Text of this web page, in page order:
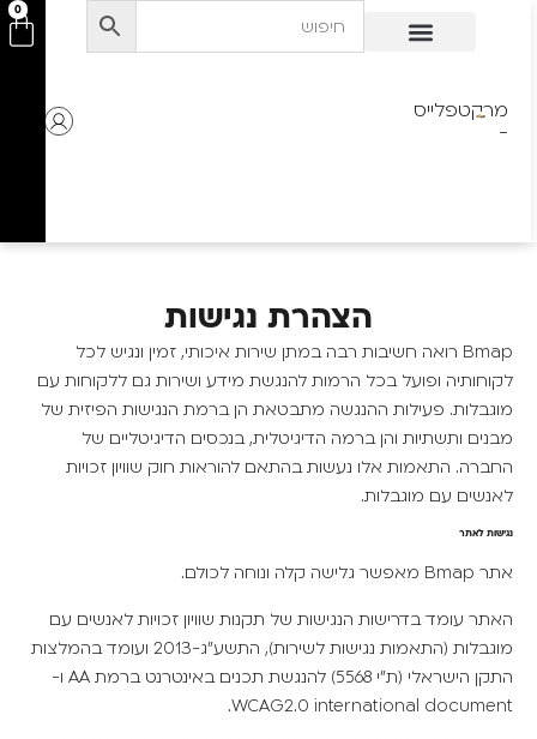
מרקטפלייס
-
0
הצהרת נגישות
Bmap רואה חשיבות רבה במתן שירות איכותי, זמין ונגיש לכל
לקוחותיה ופועל בכל הרמות להנגשת מידע ושירות גם ללקוחות עם
מוגבלות. פעילות ההנגשה מתבטאת הן ברמת הנגישות הפיזית של
מבנים ותשתיות והן ברמה הדיגיטלית, בנכסים הדיגיטליים של
החברה. התאמות אלו נעשות בהתאם להוראות חוק שוויון זכויות
לאנשים עם מוגבלות.
נגישות לאתר
אתר Bmap מאפשר גלישה קלה ונוחה לכולם.
האתר עומד בדרישות הנגישות של תקנות שוויון זכויות לאנשים עם
מוגבלות (התאמות נגישות לשירות), התשע"ג-2013 ועומד בהמלצות
התקן הישראלי (ת"י 5568) להנגשת תכנים באינטרנט ברמת AA ו-
WCAG2.0 international document.